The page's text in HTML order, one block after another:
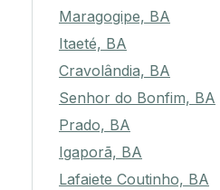
Maragogipe, BA
Itaeté, BA
Cravolândia, BA
Senhor do Bonfim, BA
Prado, BA
Igaporã, BA
Lafaiete Coutinho, BA